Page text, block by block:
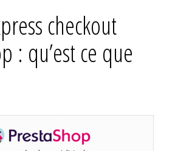
checkout
: qu’est ce que